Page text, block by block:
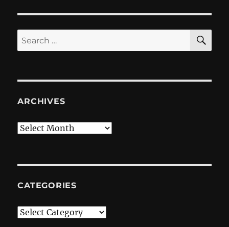
Search
for:
ARCHIVES
Archives
CATEGORIES
Categories